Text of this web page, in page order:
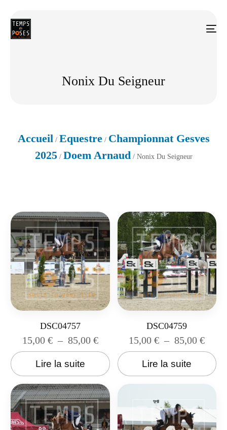
Nonix Du Seigneur
Accueil / Equestre/ Championnat Gesves
2025/ Doem Arnaud / Nonix Du Seigneur
DSC04757
15,00 € – 85,00 €
Lire la suite
DSC04759
15,00€ – 85,00€
Lire la suite